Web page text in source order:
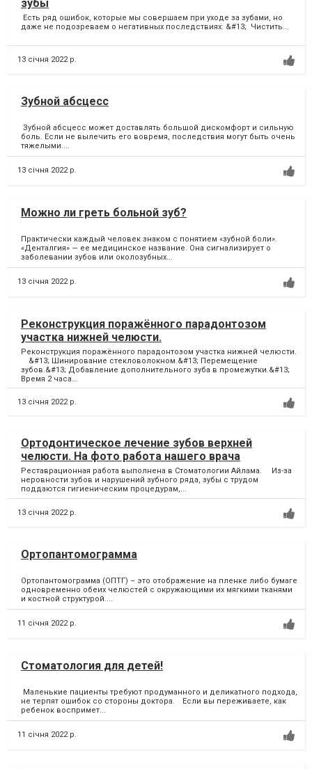
зубы
Есть ряд ошибок, которые мы совершаем при уходе за зубами, но
даже не подозреваем о негативных последствиях: &#13; Чистить...
13 січня 2022 р.
Зубной абсцесс
Зубной абсцесс может доставлять большой дискомфорт и сильную
боль. Если не вылечить его вовремя, последствия могут быть очень
тяжелыми....
13 січня 2022 р.
Можно ли греть больной зуб?
Практически каждый человек знаком с понятием «зубной боли».
«Денталгия» — ее медицинское название. Она сигнализирует о
заболевании зубов или околозубных...
13 січня 2022 р.
Реконструкция поражённого парадонтозом
участка нижней челюсти.
Реконструкция поражённого парадонтозом участка нижней челюсти.
⠀ &#13; Шинирование стекловолокном.&#13; Перемещение
зубов.&#13; Добавление дополнительного зуба в промежутки.&#13;
Время 2 часа...
13 січня 2022 р.
Ортодонтическое лечение зубов верхней
челюсти. На фото работа нашего врача
Реставрационная работа выполнена в Стоматологии Айлама. ⠀ Из-за
неровности зубов и нарушений зубного ряда, зубы с трудом
поддаются гигиеническим процедурам,...
13 січня 2022 р.
Ортопантомограмма
Ортопантомограмма (ОПТГ) – это отображение на пленке либо бумаге
одновременно обеих челюстей с окружающими их мягкими тканями
и костной структурой....
11 січня 2022 р.
Стоматология для детей!
Маленькие пациенты требуют продуманного и деликатного подхода,
не терпят ошибок со стороны доктора.⠀ Если вы переживаете, как
ребенок воспримет...
11 січня 2022 р.